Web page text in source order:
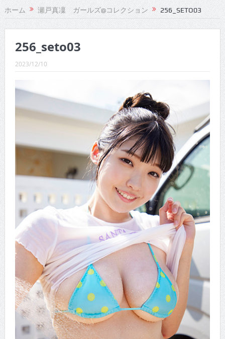
CINEMA×STYLE 292号
CINEMA×STYLE 291号
CINEMA×STYLE 290号
CINEMA×STYLE 289号
CINEMA×STYLE 287号
CINEMA×STYLE 286号
CINEMA×STYLE 285号
CINEMA×STYLE 294号
ホーム 瀬戸真凜 ガールズ@コレクション 256_SETO03
256_seto03
2023/12/10